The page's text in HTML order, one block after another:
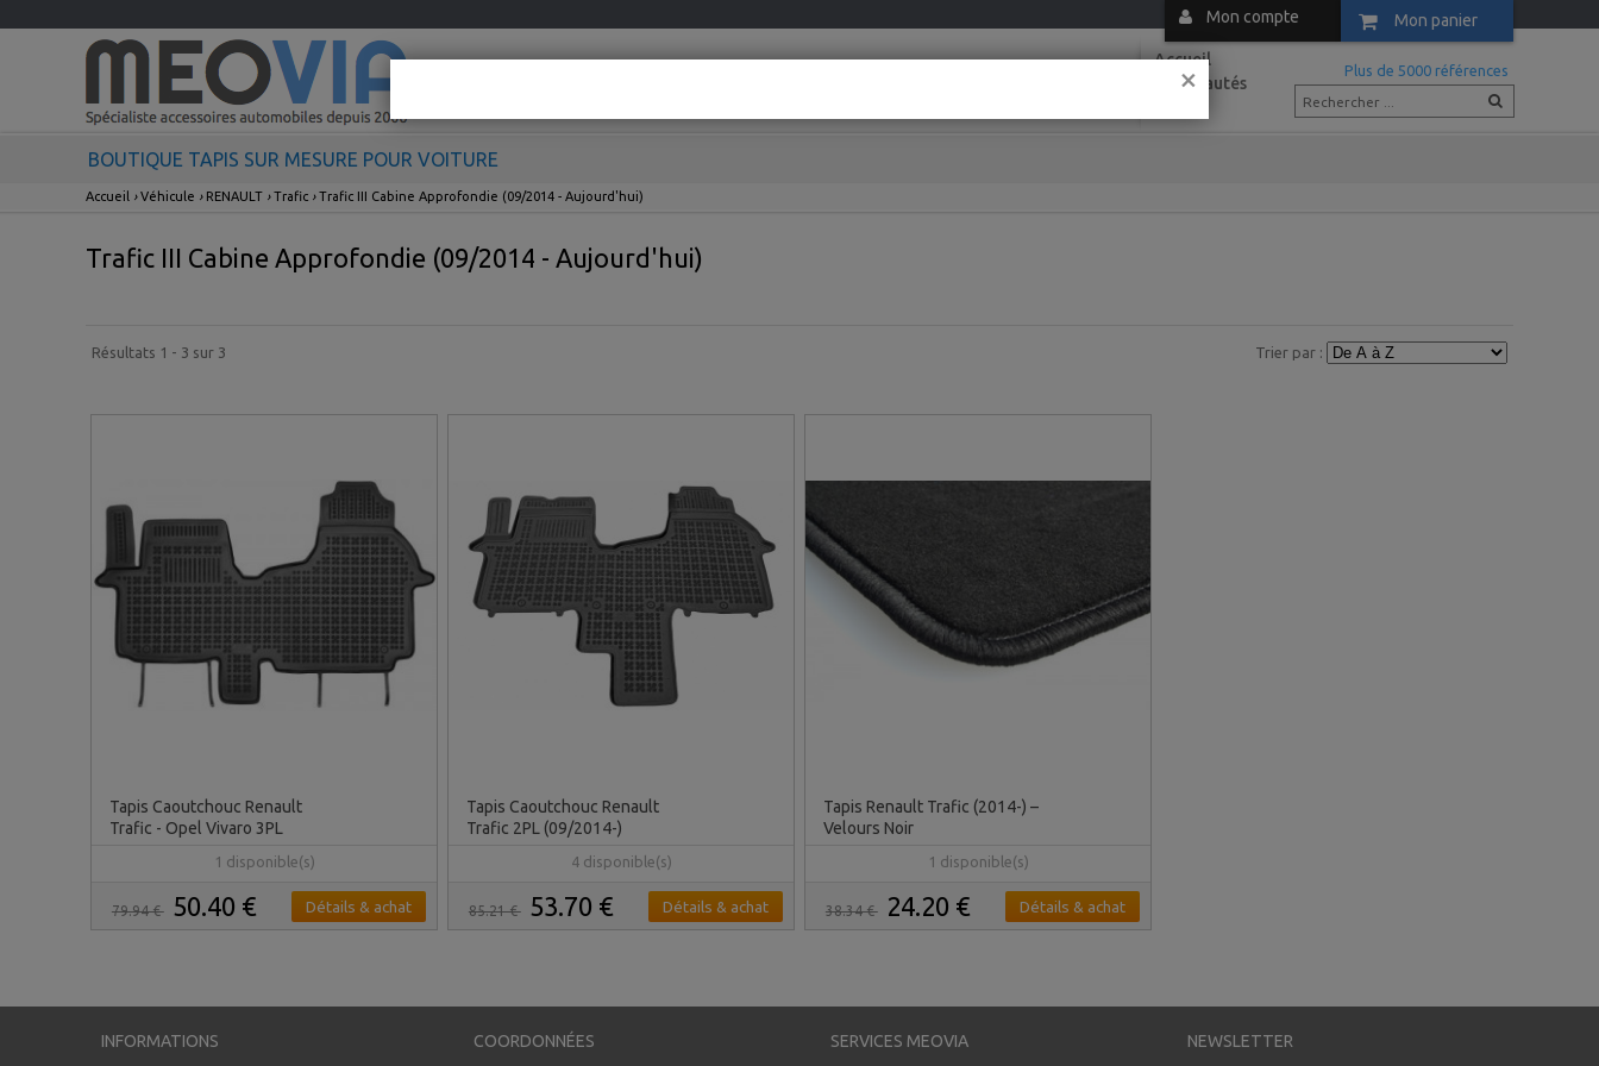
×
Mon compte Mon panier
Accueil
Nouveautés
Plus de 5000 références
BOUTIQUE TAPIS SUR MESURE POUR VOITURE
Accueil ›Véhicule › RENAULT ›Trafic ›Trafic III Cabine Approfondie (09/2014 - Aujourd'hui)
Trafic III Cabine Approfondie (09/2014 - Aujourd'hui)
Résultats 1 - 3 sur 3 Trier par :
Tapis Caoutchouc Renault
Trafic - Opel Vivaro 3PL
1 disponible(s)
79.94 € 50.40 € Détails & achat
Tapis Caoutchouc Renault
Trafic 2PL (09/2014-)
4 disponible(s)
85.21 € 53.70 € Détails & achat
Tapis Renault Trafic (2014-) –
Velours Noir
1 disponible(s)
38.34 € 24.20 € Détails & achat
INFORMATIONS COORDONNÉES SERVICES MEOVIA NEWSLETTER